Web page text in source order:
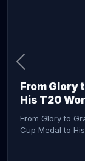
From Glory
His T20
From Glory to
Cup Medal to